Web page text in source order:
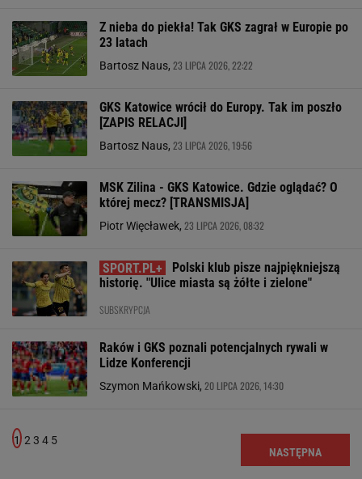
Z nieba do piekła! Tak GKS zagrał w Europie po
23 latach
Bartosz Naus, 23 LIPCA 2026, 22:22
GKS Katowice wrócił do Europy. Tak im poszło
[ZAPIS RELACJI]
Bartosz Naus, 23 LIPCA 2026, 19:56
MSK Zilina - GKS Katowice. Gdzie oglądać? O
której mecz? [TRANSMISJA]
Piotr Więcławek, 23 LIPCA 2026, 08:32
Polski klub pisze najpiękniejszą
historię. "Ulice miasta są żółte i zielone"
SUBSKRYPCJA
Raków i GKS poznali potencjalnych rywali w
Lidze Konferencji
Szymon Mańkowski, 20 LIPCA 2026, 14:30
1 2 3 4 5
NASTĘPNA